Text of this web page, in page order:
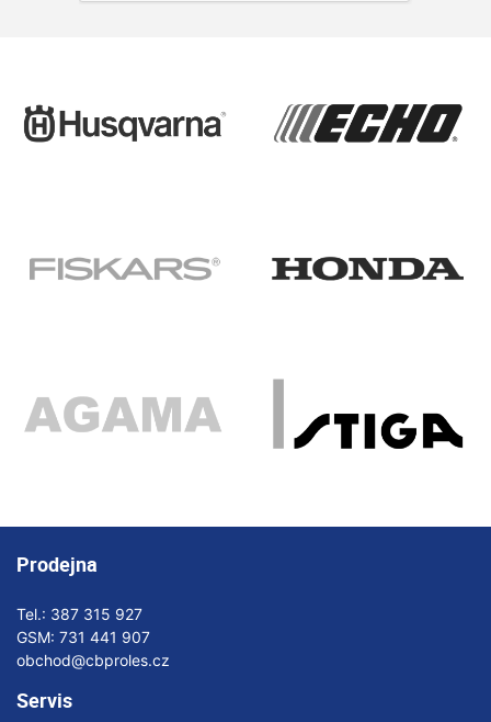
Prodejna
Tel.: 387 315 927
GSM: 731 441 907
obchod@cbproles.cz
Servis